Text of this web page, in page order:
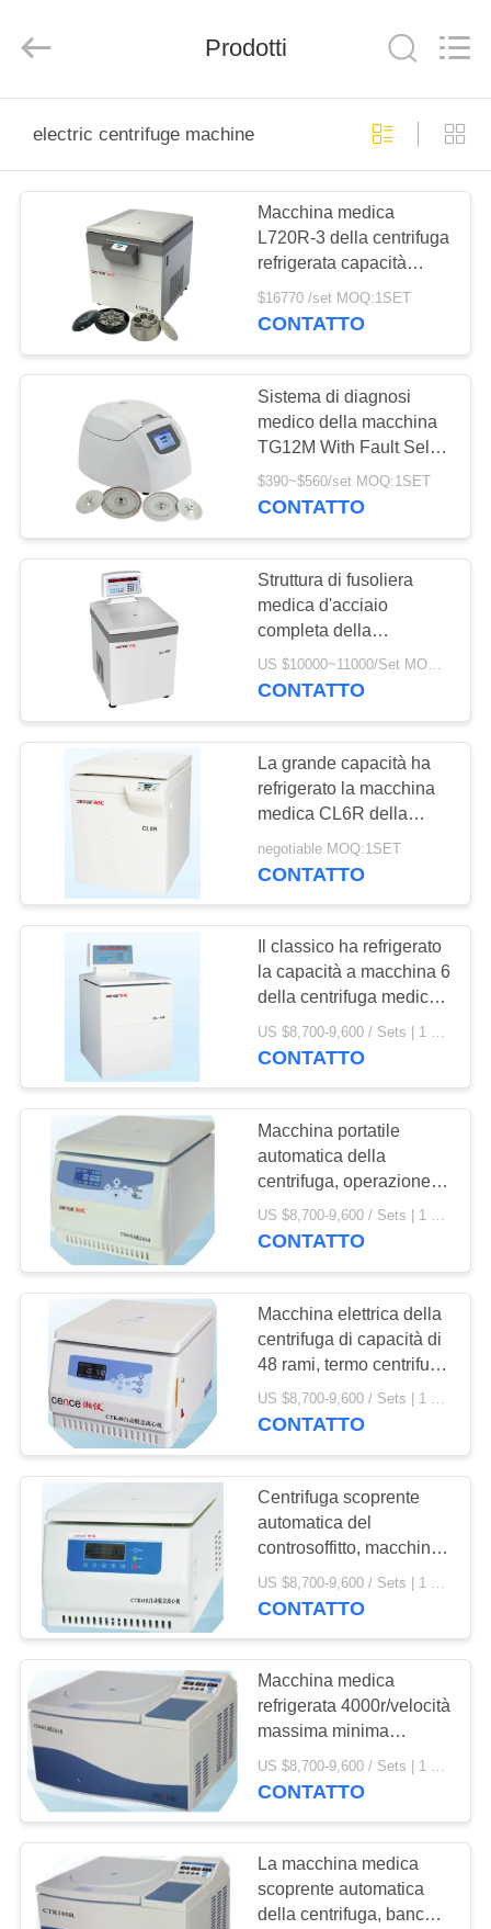
PRODOTTI
FABBRICA
CONTROLLO
DELLA
QUALITÀ
CONTATTACI
NOTIZIE
MAPPA
PRIVACY
POLICY
Instrument
Development
Prodotti
electric centrifuge machine
Macchina medica
L720R-3 della centrifuga
refrigerata capacità
eccellente per la banca
del sangue centrale
$16770 /set MOQ:1SET
CONTATTO
Sistema di diagnosi
medico della macchina
TG12M With Fault Self
della centrifuga del
sangue capillare
$390~$560/set MOQ:1SET
CONTATTO
Struttura di fusoliera
medica d'acciaio
completa della
macchina della
centrifuga DL refrigerato
US $10000~11000/Set MOQ:1 INSIEME
CONTATTO
La grande capacità ha
refrigerato la macchina
medica CL6R della
centrifuga per le banche
del sangue/farmacia
negotiable MOQ:1SET
CONTATTO
Il classico ha refrigerato
la capacità a macchina 6
della centrifuga medica *
la velocità massima di
1000ml 6000rpm
US $8,700-9,600 / Sets | 1 Set/Sets (Min. Order) MOQ:1 Set / Sets
CONTATTO
Macchina portatile
automatica della
centrifuga, operazione
sicura della centrifuga di
grande capacità
US $8,700-9,600 / Sets | 1 Set/Sets (Min. Order) MOQ:1SET
CONTATTO
Macchina elettrica della
centrifuga di capacità di
48 rami, termo centrifuga
scientifica
US $8,700-9,600 / Sets | 1 Set/Sets (Min. Order) MOQ:1SET
CONTATTO
Centrifuga scoprente
automatica del
controsoffitto, macchina
CTK48R della centrifuga
dell'ematocrito
CONTATTO
Macchina medica
refrigerata 4000r/velocità
massima minima
CTK80R della centrifuga
US $8,700-9,600 / Sets | 1 Set/Sets (Min. Order) MOQ:1SET
CONTATTO
La macchina medica
scoprente automatica
della centrifuga, banca